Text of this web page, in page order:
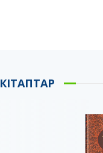
КІТАПТАР